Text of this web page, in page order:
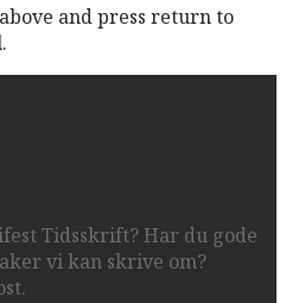
and press return to
Tidsskrift? Har du gode
vi kan skrive om?